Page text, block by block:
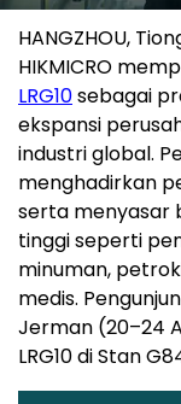
HANGZHOU,
HIKMICRO
LRG10sebagai
ekspansi
industri global.
menghadirkan
serta menyasar
tinggi seperti
minuman,
medis.
Jerman (20–24
LRG10 di Stan